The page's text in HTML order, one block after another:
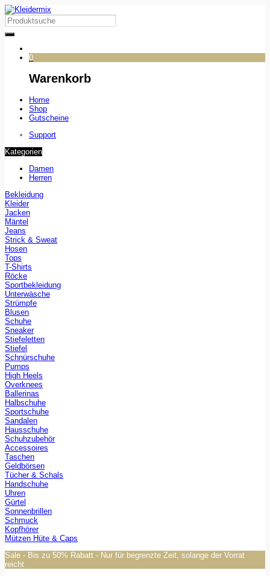
0
Warenkorb
Home
Shop
Gutscheine
Support
Kategorien
Damen
Herren
Bekleidung
Kleider
Jacken
Mäntel
Jeans
Strick & Sweat
Hosen
Tops
T-Shirts
Röcke
Sportbekleidung
Unterwäsche
Strümpfe
Blusen
Schuhe
Sneaker
Stiefeletten
Stiefel
Schnürschuhe
Pumps
High Heels
Overknees
Ballerinas
Halbschuhe
Sportschuhe
Sandalen
Hausschuhe
Schuhzubehör
Accessoires
Taschen
Geldbörsen
Tücher & Schals
Handschuhe
Uhren
Gürtel
Sonnenbrillen
Schmuck
Kopfhörer
Mützen Hüte & Caps
Sale - Bis zu 50% Rabatt - Nur für begrenzte Zeit, solange der Vorrat
reicht